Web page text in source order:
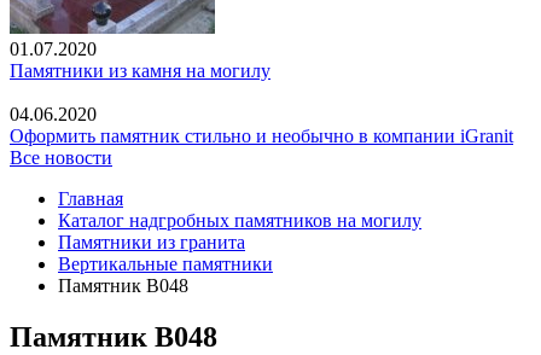
01.07.2020
Памятники из камня на могилу
04.06.2020
Оформить памятник стильно и необычно в компании iGranit
Все новости
Главная
Каталог надгробных памятников на могилу
Памятники из гранита
Вертикальные памятники
Памятник В048
Памятник В048